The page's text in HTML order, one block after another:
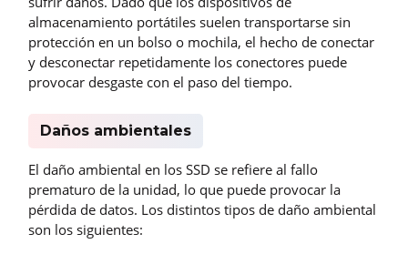
almacenamiento portátiles suelen transportarse sin
protección en un bolso o mochila, el hecho de conectar
y desconectar repetidamente los conectores puede
provocar desgaste con el paso del tiempo.
Daños ambientales
El daño ambiental en los SSD se refiere al fallo
prematuro de la unidad, lo que puede provocar la
pérdida de datos. Los distintos tipos de daño ambiental
son los siguientes: